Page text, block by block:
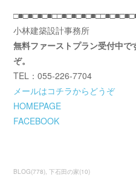
小林建築設計事務所
無料ファーストプラン受付中で
ぞ。
TEL：055-226-7704
メールはコチラからどうぞ
HOMEPAGE
FACEBOOK
BLOG(778) 下石田の家(10)